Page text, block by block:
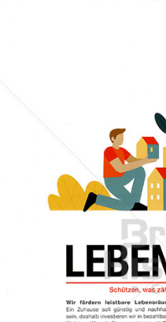
Wiener
WIENER STÄDTISCHE